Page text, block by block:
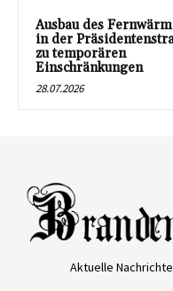
Ausbau des
in der
zu temporären
Einschränkungen
28.07.2026
Aktuelle